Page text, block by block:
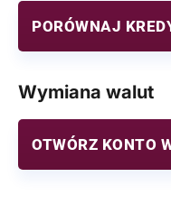
PORÓWNAJ
Wymiana walut
OTWÓRZ KONTO